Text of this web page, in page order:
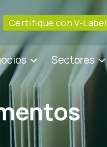
Certifique con V-Label
Sectores